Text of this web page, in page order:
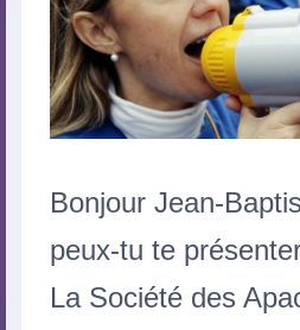
Bonjour Jean-
peux-tu te
La Société des